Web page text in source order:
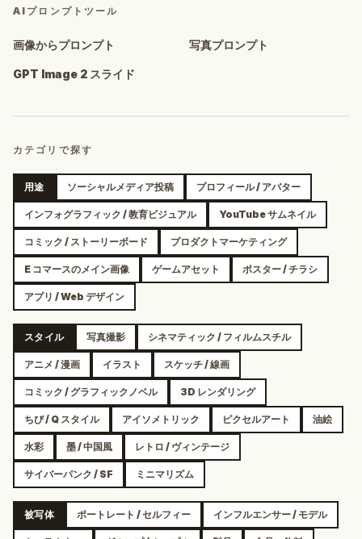
AIプロンプトツール
画像からプロンプト 写真プロンプト
GPT Image 2 スライド
カテゴリで探す
用途 ソーシャルメディア投稿 プロフィール / アバター
インフォグラフィック / 教育ビジュアル YouTube サムネイル
コミック / ストーリーボード プロダクトマーケティング
E コマースのメイン画像 ゲームアセット ポスター / チラシ
アプリ / Web デザイン
スタイル 写真撮影 シネマティック / フィルムスチル
アニメ / 漫画 イラスト スケッチ / 線画
コミック / グラフィックノベル 3D レンダリング
ちび / Q スタイル アイソメトリック ピクセルアート 油絵
水彩 墨 / 中国風 レトロ / ヴィンテージ
サイバーパンク / SF ミニマリズム
被写体 ポートレート / セルフィー インフルエンサー / モデル